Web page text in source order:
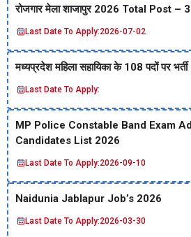
रोजगार मेला शाजापुर 2026 Total Post –
Last Date To Apply:2026-07-02
मध्‍यप्रदेश महिला सहायिका के 108 पदों पर
Last Date To Apply:
MP Police Constable Band Exam
Candidates List 2026
Last Date To Apply:2026-09-10
Naidunia Jablapur Job’s 2026
Last Date To Apply:2026-03-30